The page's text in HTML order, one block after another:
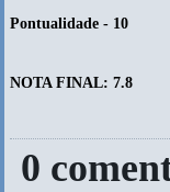
Pontualidade - 10
NOTA FINAL: 7.8
0